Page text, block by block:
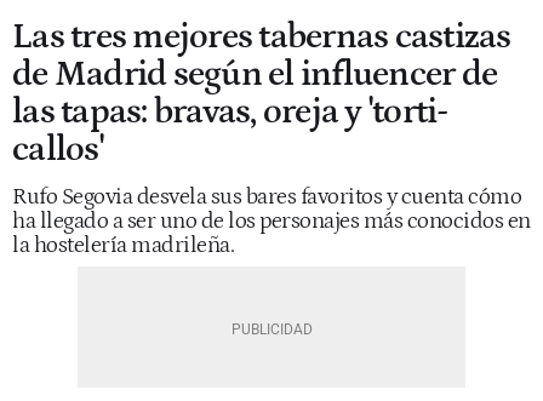
Las tres mejores tabernas castizas
de Madrid según el influencer de
las tapas: bravas, oreja y 'torti-
callos'
Rufo Segovia desvela sus bares favoritos y cuenta cómo
ha llegado a ser uno de los personajes más conocidos en
la hostelería madrileña.